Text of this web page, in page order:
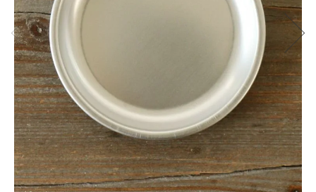
松野屋
アルマイト
小皿 12cm
¥880 (税込)